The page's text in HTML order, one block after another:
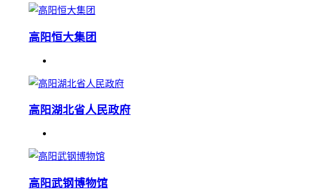
高阳恒大集团
高阳湖北省人民政府
高阳武钢博物馆